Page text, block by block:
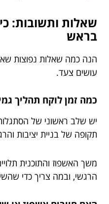
שאלות ותשובות:
בראש
הנה כמה שאלות נפוצות
עושים צעד.
כמה זמן לוקח תהליך
יש שלב ראשוני של
תקופה של בניית יציבות
משך האשפוז והתוכנית
הרגשי, ובמה צריך כדי